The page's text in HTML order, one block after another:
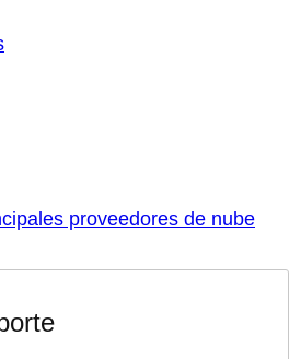
proveedores de nube